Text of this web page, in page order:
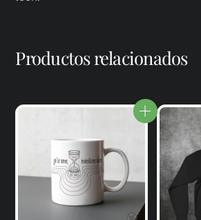
Productos relacionados